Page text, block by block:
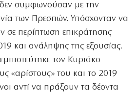
δεν συμφωνούσαν με την
των Πρεσπών. Υπόσχονταν να
σε περίπτωση επικράτησης
και ανάληψης της εξουσίας.
τον Κυριάκο
«αρίστους» του και το 2019
αντί να πράξουν τα δέοντα